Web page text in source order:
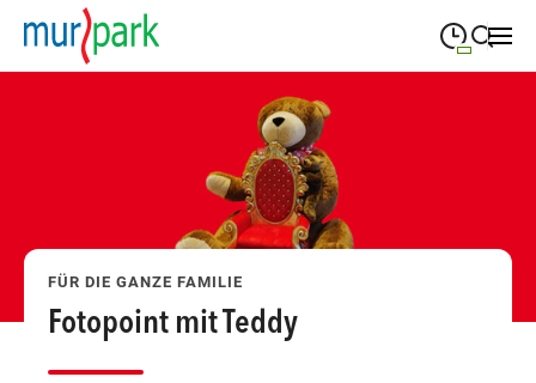
DONNERSTAG
FÜR DIE GANZE FAMILIE
Fotopoint mit Teddy